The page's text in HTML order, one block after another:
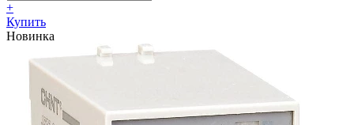
+
Купить
Новинка